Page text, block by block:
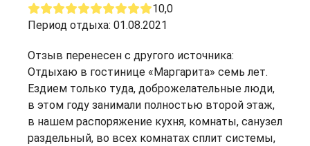
10,0
Период отдыха: 01.08.2021
Отзыв перенесен с другого источника:
Отдыхаю в гостинице «Маргарита» семь лет.
Ездием только туда, доброжелательные люди,
в этом году занимали полностью второй этаж,
в нашем распоряжение кухня, комнаты, санузел
раздельный, во всех комнатах сплит системы,